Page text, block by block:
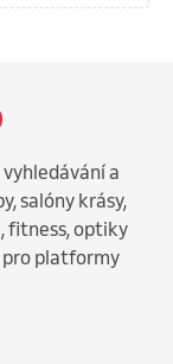
a
salóny krásy,
fitness, optiky
pro platformy